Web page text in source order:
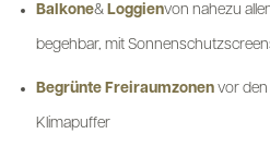
Balkone& Loggienvon nahezu
begehbar, mit
Begrünte Freiraumzonen vor den
Klimapuffer